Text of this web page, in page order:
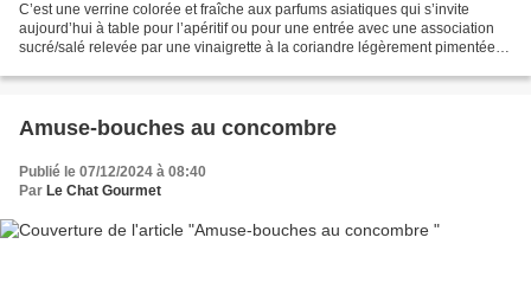
C’est une verrine colorée et fraîche aux parfums asiatiques qui s’invite
aujourd’hui à table pour l’apéritif ou pour une entrée avec une association
sucré/salé relevée par une vinaigrette à la coriandre légèrement pimentée.
Amuse-bouches au concombre
Publié le 07/12/2024 à 08:40
Par Le Chat Gourmet